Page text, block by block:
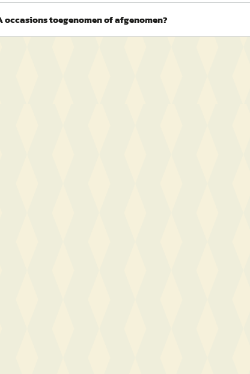
occasions toegenomen of afgenomen?